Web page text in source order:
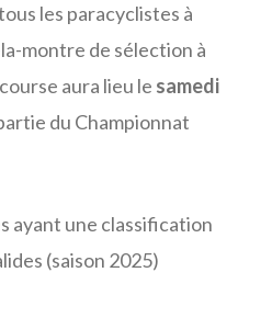
les paracyclistes à
montre de sélection à
aura lieu le samedi
du Championnat
ayant une classification
(saison 2025)